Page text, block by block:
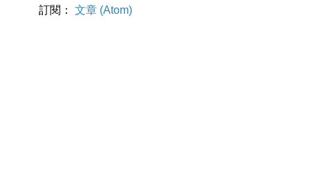
訂閱： 文章 (Atom)